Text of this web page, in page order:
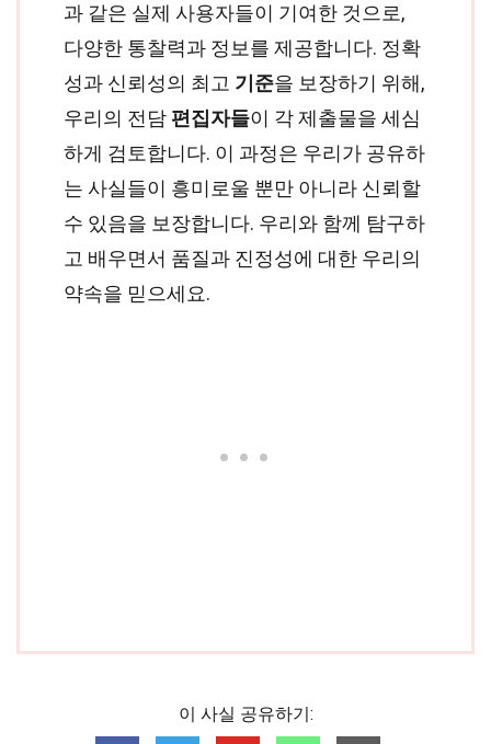
과 같은 실제 사용자들이 기여한 것으로,
다양한 통찰력과 정보를 제공합니다. 정확
성과 신뢰성의 최고 기준을 보장하기 위해,
우리의 전담 편집자들이 각 제출물을 세심
하게 검토합니다. 이 과정은 우리가 공유하
는 사실들이 흥미로울 뿐만 아니라 신뢰할
수 있음을 보장합니다. 우리와 함께 탐구하
고 배우면서 품질과 진정성에 대한 우리의
약속을 믿으세요.
이 사실 공유하기: